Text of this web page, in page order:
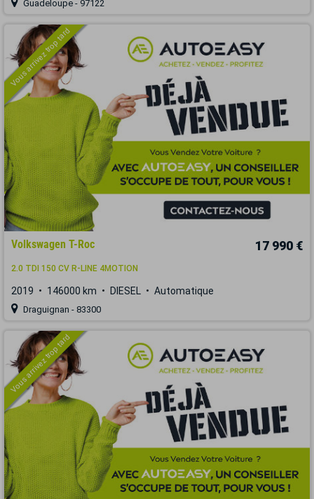
Guadeloupe - 97122
Vous arrivez trop tard
Volkswagen T-Roc 17 990 €
2.0 TDI 150 CV R-LINE 4MOTION
2019 146000 km DIESEL Automatique
Draguignan - 83300
Vous arrivez trop tard